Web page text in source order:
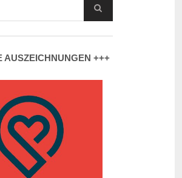
AUSZEICHNUNGEN +++